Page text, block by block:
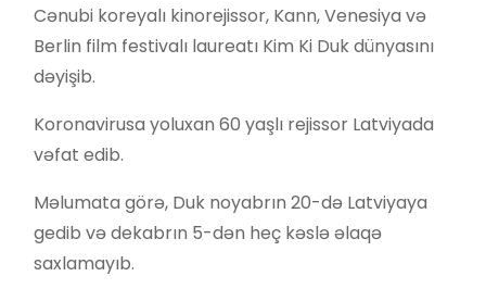
Cənubi koreyalı kinorejissor, Kann, Venesiya və
Berlin film festivalı laureatı Kim Ki Duk dünyasını
dəyişib.
Koronavirusa yoluxan 60 yaşlı rejissor Latviyada
vəfat edib.
Məlumata görə, Duk noyabrın 20-də Latviyaya
gedib və dekabrın 5-dən heç kəslə əlaqə
saxlamayıb.